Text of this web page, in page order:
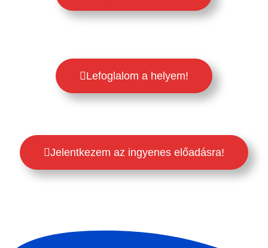
Lefoglalom a helyem!
Jelentkezem az ingyenes előadásra!